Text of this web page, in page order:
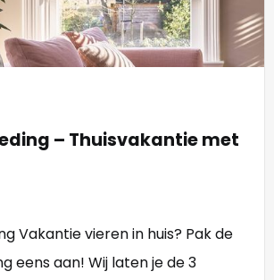
– Thuisvakantie met
Vakantie vieren in huis? Pak de
eens aan! Wij laten je de 3